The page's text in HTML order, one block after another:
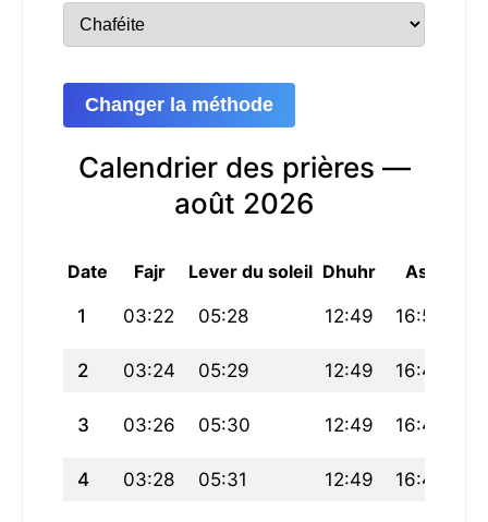
Changer la méthode
Calendrier des prières —
août 2026
Date Fajr Lever du soleil Dhuhr Asr
1 03:22 05:28 12:49 16:50
2 03:24 05:29 12:49 16:49
3 03:26 05:30 12:49 16:49
4 03:28 05:31 12:49 16:48